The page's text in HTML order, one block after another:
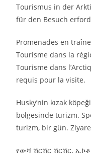
Tourismus in der
für den Besuch
Promenades en
Tourisme dans la
Tourisme dans
requis pour la visite.
Husky’nin kızak
bölgesinde turizm.
turizm, bir gün.
የውሻ ሽርሽር ሽርሽር.